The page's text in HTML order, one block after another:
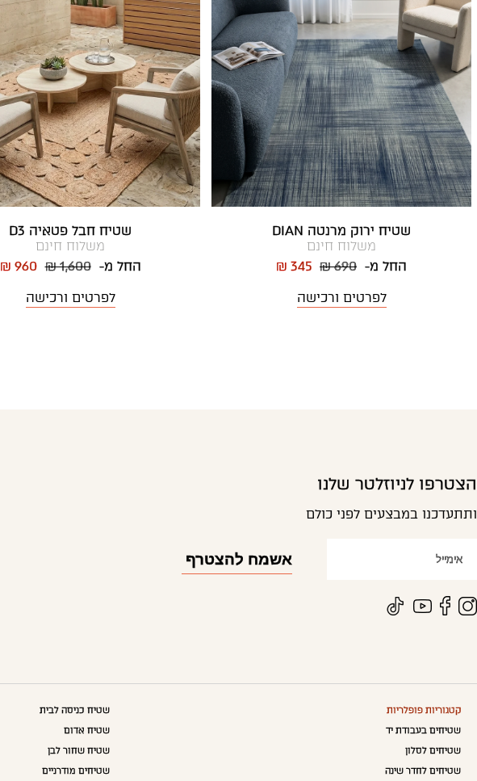
שטיח ירוק מרנטה DIAN
משלוח חינם
החל מ- ₪ 690
₪ 345
לפרטים ורכישה
שטיח חבל פטאיה D3
משלוח חינם
החל מ-₪ 1,600
₪ 960
לפרטים ורכישה
הצטרפו לניוזלטר שלנו
ותתעדכנו במבצעים לפני כולם
קטגוריות פופלריות
שטיחים בעבודת יד
שטיחים לסלון
שטיחים לחדר שינה
שטיח כניסה לבית
שטיח אדום
שטיח שחור לבן
שטיחים מודרניים